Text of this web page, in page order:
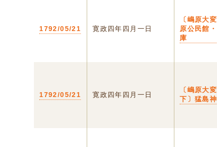
1792/05/21 寛政四年四月一日
〔嶋原大
原公民館
庫
1792/05/21 寛政四年四月一日
〔嶋原
下〕猛島